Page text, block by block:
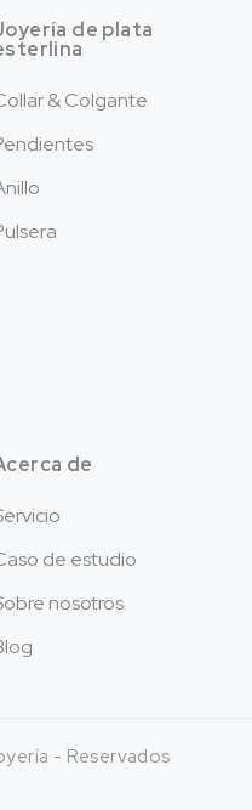
de plata
& Colgante
de
de estudio
nosotros
- Reservados